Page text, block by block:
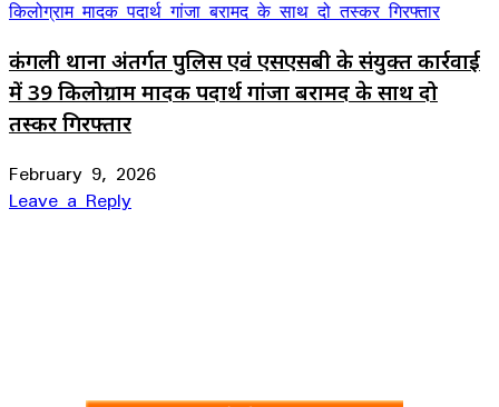
कंगली थाना अंतर्गत पुलिस एवं एसएसबी के संयुक्त कार्रवाई
में 39 किलोग्राम मादक पदार्थ गांजा बरामद के साथ दो
तस्कर गिरफ्तार
February 9, 2026
Leave a Reply